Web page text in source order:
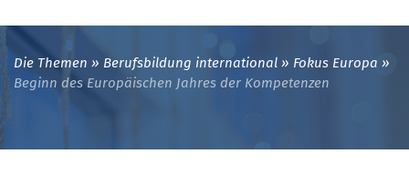
Die Themen Berufsbildung international
Fokus Europa
Beginn des Europäischen Jahres der Kompetenzen